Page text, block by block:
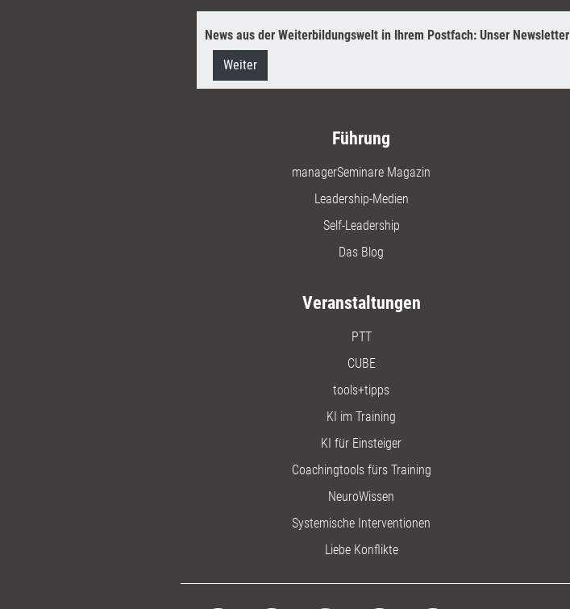
News aus der Weiterbildungswelt in Ihrem Postfach: Unser Newsletter
Weiter
Führung
managerSeminare Magazin
Leadership-Medien
Self-Leadership
Das Blog
Veranstaltungen
PTT
CUBE
tools+tipps
KI im Training
KI für Einsteiger
Coachingtools fürs Training
NeuroWissen
Systemische Interventionen
Liebe Konflikte